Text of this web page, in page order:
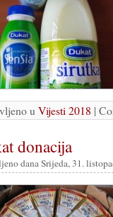
u Vijesti 2018 |
donacija
dana Srijeda, 31.